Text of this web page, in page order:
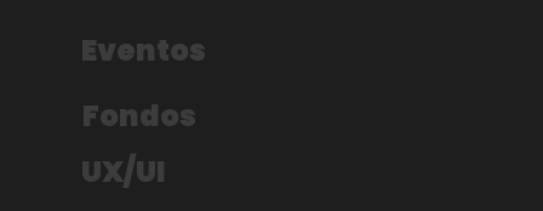
Eventos
Fondos
UX/UI